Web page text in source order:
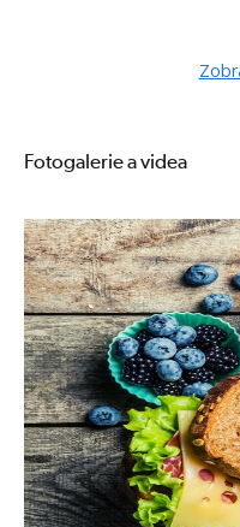
3. Život rodiny a utváření
5. Strava předškoláků, pitný
6. Strava dětí mladšího
Fotogalerie a videa